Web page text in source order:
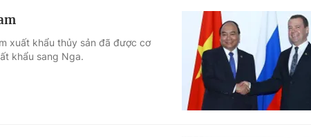
xuất khẩu thủy sản đã được cơ
khẩu sang Nga.